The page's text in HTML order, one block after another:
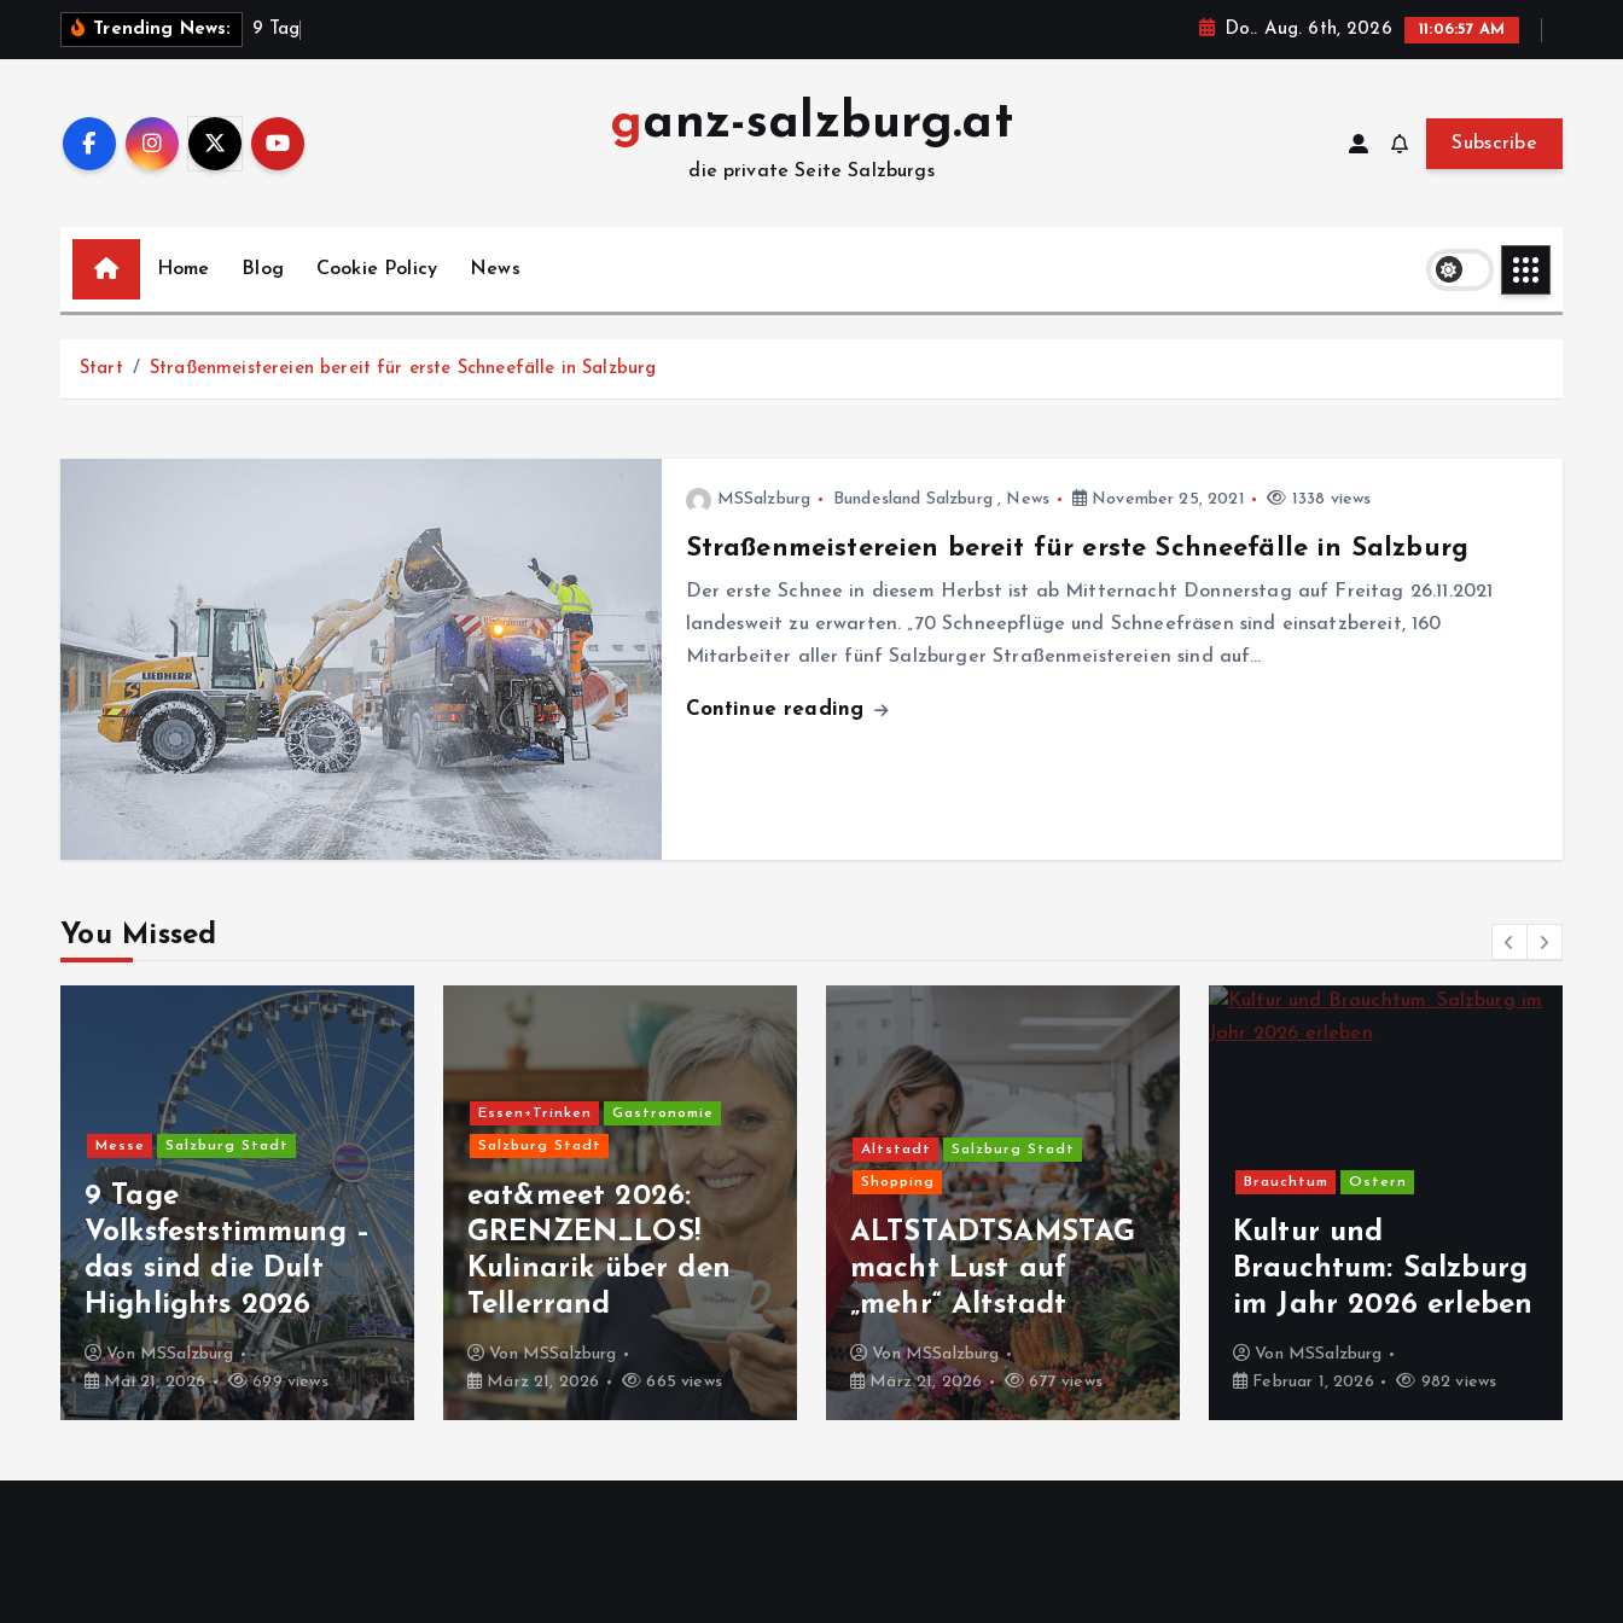
Trending News: 9 ag Do.. Aug. 6th, 2026 11:06:57 AM
ganz-salzburg.at
die private Seite Salzburgs
Subscribe
Home Blog Cookie Policy News
Start Straßenmeistereien bereit für erste Schneefälle in Salzburg
MSSalzburg Bundesland Salzburg , News November 25, 2021 1338 views
Straßenmeistereien bereit für erste Schneefälle in Salzburg
Der erste Schnee in diesem Herbst ist ab Mitternacht Donnerstag auf Freitag 26.11.2021
landesweit zu erwarten. „70 Schneepflüge und Schneefräsen sind einsatzbereit, 160
Mitarbeiter aller fünf Salzburger Straßenmeistereien sind auf…
Continue reading
You Missed
Messe Salzburg Stadt
9 Tage
Volksfeststimmung –
das sind die Dult
Highlights 2026
Von MSSalzburg
Mai 21, 2026
699 views
Essen+Trinken Gastronomie
Salzburg Stadt
eat&meet 2026:
GRENZEN_LOS!
Kulinarik über den
Tellerrand
VonMSSalzburg
März 21, 2026
665 views
Altstadt Salzburg Stadt
Shopping
ALTSTADTSAMSTAG
macht Lust auf
„mehr“ Altstadt
VonMSSalzburg
März 21, 2026
677 views
Brauchtum Ostern
Kultur und
Brauchtum: Salzburg
im Jahr 2026 erleben
Von MSSalzburg
Februar 1, 2026
982 views